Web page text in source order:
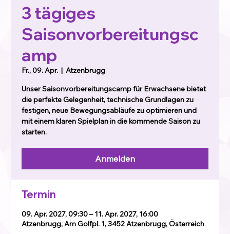
3 tägiges
Saisonvorbereitungsc
amp
Fr., 09. Apr.
  |
Atzenbrugg
Unser Saisonvorbereitungscamp für Erwachsene bietet
die perfekte Gelegenheit, technische Grundlagen zu
festigen, neue Bewegungsabläufe zu optimieren und
mit einem klaren Spielplan in die kommende Saison zu
starten.
Anmelden
Termin
09. Apr. 2027, 09:30 – 11. Apr. 2027, 16:00
Atzenbrugg, Am Golfpl. 1, 3452 Atzenbrugg, Österreich